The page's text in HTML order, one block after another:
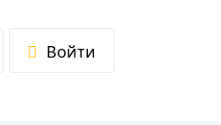
Войти